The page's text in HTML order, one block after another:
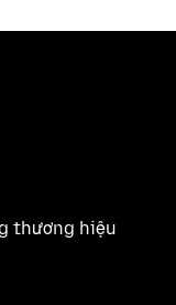
thương hiệu